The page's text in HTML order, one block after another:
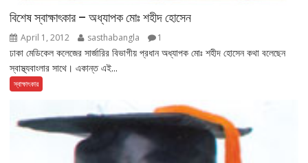
বিশেষ স্বাক্ষাৎকার – অধ্যাপক মোঃ শহীদ হোসেন
April 1, 2012 sasthabangla 1
ঢাকা মেডিকেল কলেজের সার্জারির বিভাগীয় প্রধান অধ্যাপক মোঃ শহীদ হোসেন কথা বলেছেন
স্বাস্থ্যবাংলার সাথে। একান্ত এই...
স্বাক্ষাৎকার